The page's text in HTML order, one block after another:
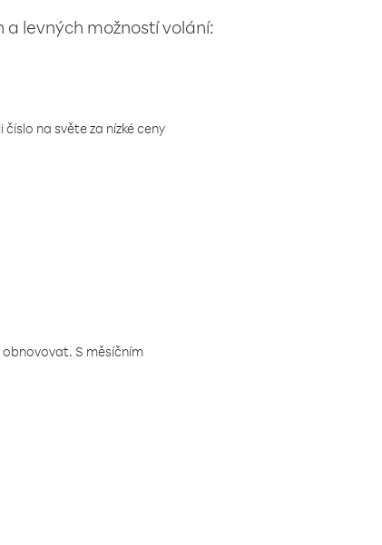
a levných možností volání:
na světe za nízké ceny
obnovovat. S měsíčním